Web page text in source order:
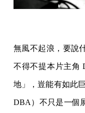
無風不起浪，要說
不得不提本片主角
地」，豈能有如此
DBA）不只是一個